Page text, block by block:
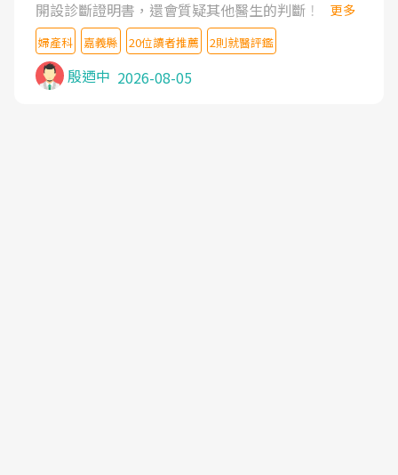
開設診斷證明書，還會質疑其他醫生的判斷！
更多
婦產科 嘉義縣 20位讀者推薦 2則就醫評鑑
殷迺中 2026-08-05